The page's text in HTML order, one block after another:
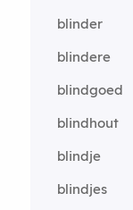
blinder
blindere
blindgoed
blindhout
blindje
blindjes